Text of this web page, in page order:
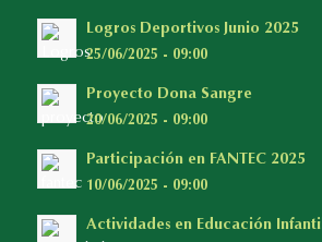
Logros Deportivos Junio 2025
25/06/2025 - 09:00
Proyecto Dona Sangre
20/06/2025 - 09:00
Participación en FANTEC 2025
10/06/2025 - 09:00
Actividades en Educación Infantil